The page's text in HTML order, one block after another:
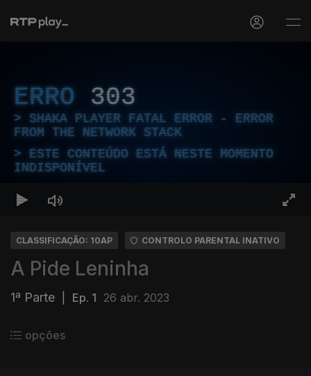
ERRO 303
SHAKA PLAYER FATAL ERROR - ERROR
FROM THE NETWORK STACK
ESTE CONTEÚDO ESTÁ NESTE MOMENTO
INDISPONÍVEL
CLASSIFICAÇÃO: 10AP CONTROLO PARENTAL INATIVO
A Pide Leninha
1ª Parte Ep. 1 26 abr. 2023
opções